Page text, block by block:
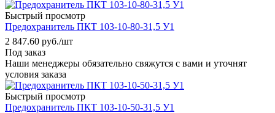
Быстрый просмотр
Предохранитель ПКТ 103-10-80-31,5 У1
2 847.60 руб./шт
Под заказ
Наши менеджеры обязательно свяжутся с вами и уточнят
условия заказа
Быстрый просмотр
Предохранитель ПКТ 103-10-50-31,5 У1